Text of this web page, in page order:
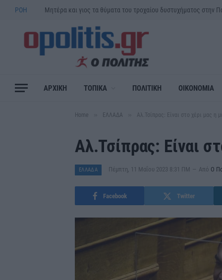
ΡΟΗ
ΑΡΧΙΚΗ ΤΟΠΙΚΑ ΠΟΛΙΤΙΚΗ ΟΙΚΟΝΟΜΙΑ
Home ΕΛΛΑΔΑ Αλ.Τσίπρας: Eίναι στο χέρι μας η
Αλ.Τσίπρας: Eίναι
ΕΛΛΑΔΑ Πέμπτη, 11 Μαΐου 2023 8:31 ΠΜ Από Ο
Facebook Twitter